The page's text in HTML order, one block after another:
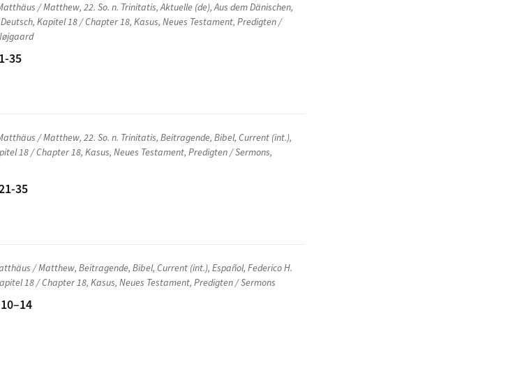
/ Matthew,22. So. n. Trinitatis,Aktuelle (de),Aus dem Dänischen,
Deutsch,Kapitel 18 / Chapter 18,Kasus,Neues Testament,Predigten /
35
/ Matthew,22. So. n. Trinitatis,Beitragende,Bibel,Current (int.),
18 / Chapter 18,Kasus,Neues Testament,Predigten / Sermons,
35
/ Matthew,Beitragende,Bibel,Current (int.),Español,Federico H.
18 / Chapter 18,Kasus,Neues Testament,Predigten / Sermons